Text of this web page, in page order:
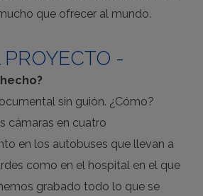
que ofrecer al mundo.
PROYECTO -
sin guión. ¿Cómo?
cámaras en cuatro
en los autobuses que llevan a
como en el hospital en el que
grabado todo lo que se